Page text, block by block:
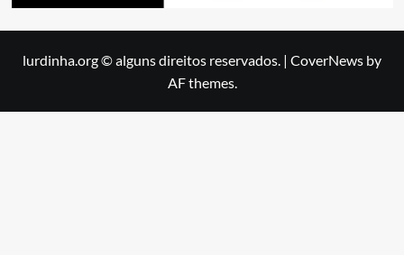
lurdinha.org © alguns direitos reservados. | CoverNews by
AF themes.